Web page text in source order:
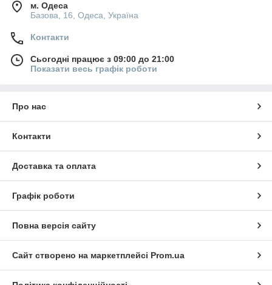
м. Одеса
Базова, 16, Одеса, Україна
Контакти
Сьогодні працює з 09:00 до 21:00
Показати весь графік роботи
Про нас
Контакти
Доставка та оплата
Графік роботи
Повна версія сайту
Сайт створено на маркетплейсі Prom.ua